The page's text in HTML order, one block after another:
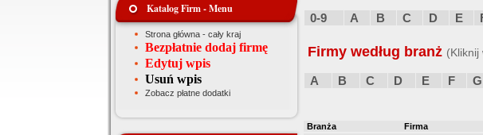
Katalog Firm - Menu
Strona główna - cały kraj
Bezpłatnie dodaj firmę
Edytuj wpis
Usuń wpis
Zobacz płatne dodatki
0-9 A B C D E
Firmy według branż (Kliknij
A B C D E F G
Branża
Firma